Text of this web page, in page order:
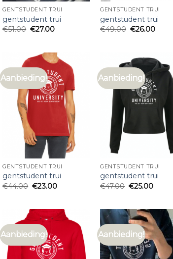
GENTSTUDENT TRUI
gentstudent trui
€51.00 €27.00
GENTSTUDENT TRUI
gentstudent trui
€49.00 €26.00
Aanbieding!
GENTSTUDENT TRUI
gentstudent trui
€44.00 €23.00
Aanbieding!
GENTSTUDENT TRUI
gentstudent trui
€47.00 €25.00
Aanbieding! Aanbieding!